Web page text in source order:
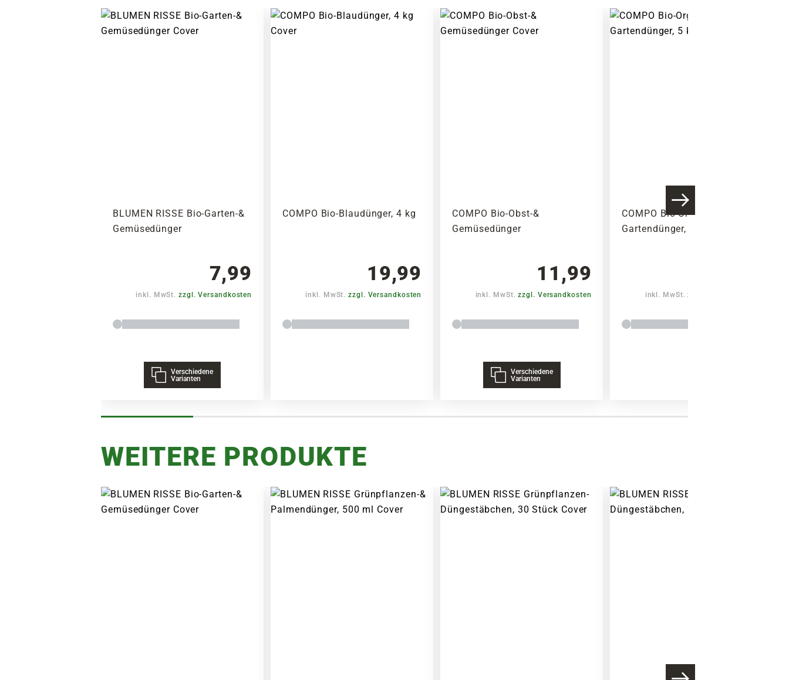
BLUMEN RISSE Bio-Garten-&
Gemüsedünger
7,99
inkl. MwSt.zzgl. Versandkosten
Verschiedene
Varianten
COMPO Bio-Blaudünger, 4 kg
19,99
inkl. MwSt.zzgl. Versandkosten
COMPO Bio-Obst-&
Gemüsedünger
11,99
inkl. MwSt.zzgl. Versandkosten
Verschiedene
Varianten
COMPO Bio-Organischer
Gartendünger, 5 kg
inkl. MwSt.zzgl. Versandkosten
WEITERE PRODUKTE